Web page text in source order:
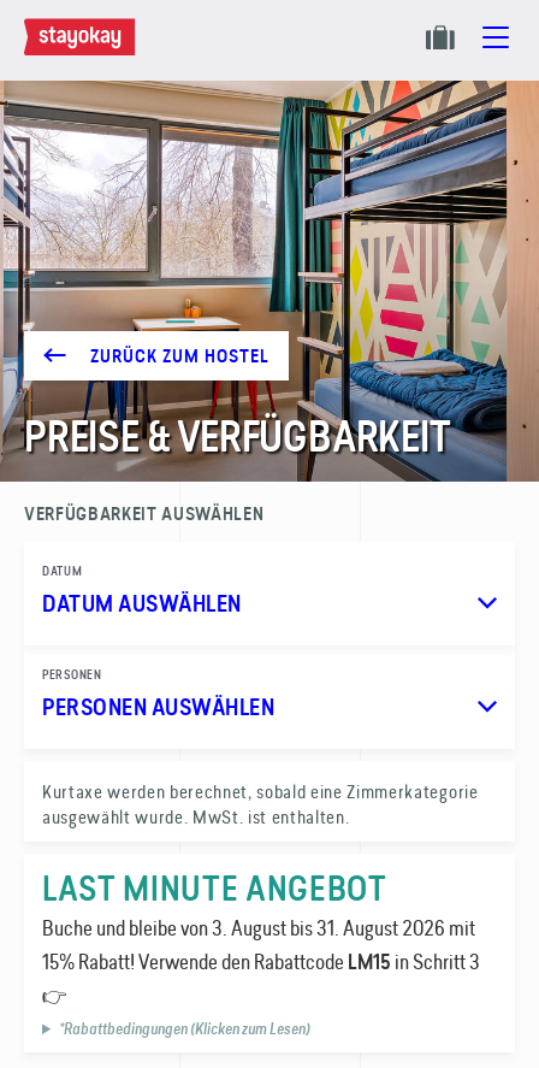
ZURÜCK ZUM HOSTEL
PREISE & VERFÜGBARKEIT
VERFÜGBARKEIT AUSWÄHLEN
DATUM
DATUM AUSWÄHLEN
PERSONEN
PERSONEN AUSWÄHLEN
1
Kurtaxe werden berechnet, sobald eine Zimmer­kategorie
ausgewählt wurde. MwSt. ist enthalten.
LAST MINUTE ANGEBOT
Buche und bleibe von 3. August bis 31. August 2026 mit
15% Rabatt! Verwende den Rabatt­code LM15 in Schritt 3
👉
*Rabattbedingungen (Klicken zum Lesen)